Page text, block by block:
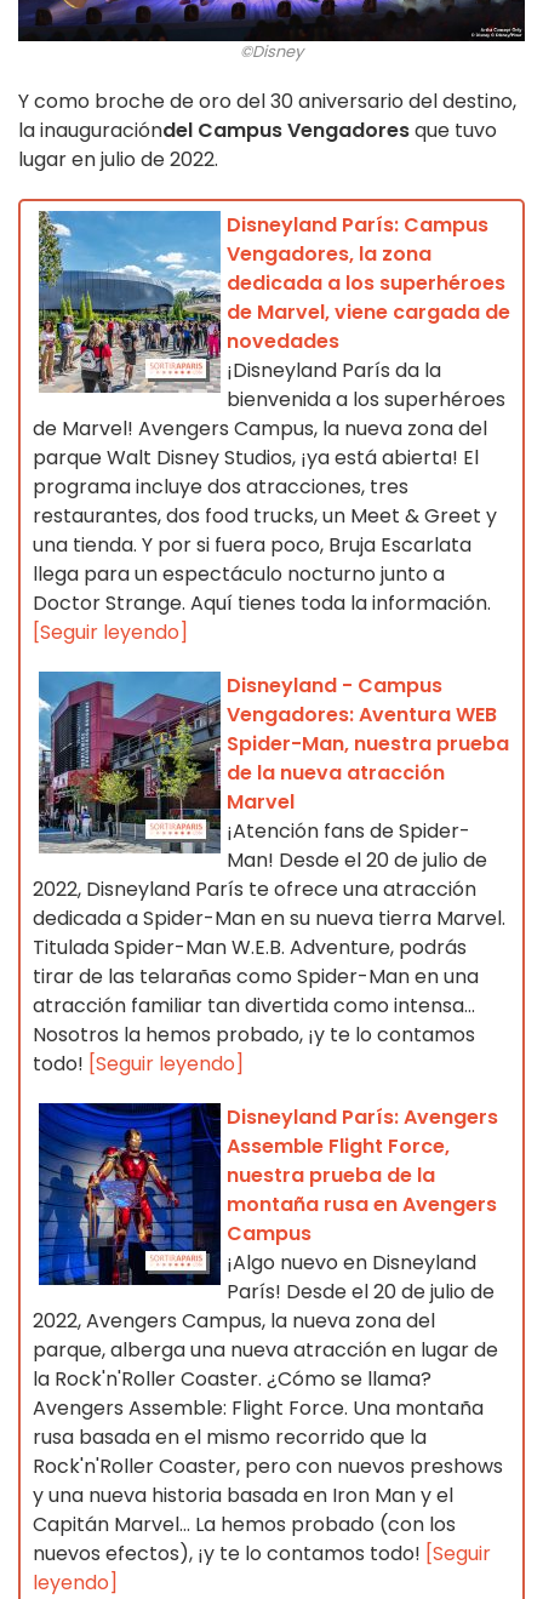
©Disney
Y como broche de oro del 30 aniversario del destino,
la inauguracióndel Campus Vengadoresque tuvo
lugar en julio de 2022.
Disneyland París: Campus
Vengadores, la zona
dedicada a los superhéroes
de Marvel, viene cargada de
novedades
¡Disneyland París da la
bienvenida a los superhéroes
de Marvel! Avengers Campus, la nueva zona del
parque Walt Disney Studios, ¡ya está abierta! El
programa incluye dos atracciones, tres
restaurantes, dos food trucks, un Meet & Greet y
una tienda. Y por si fuera poco, Bruja Escarlata
llega para un espectáculo nocturno junto a
Doctor Strange. Aquí tienes toda la información.
[Seguir leyendo]
Disneyland - Campus
Vengadores: Aventura WEB
Spider-Man, nuestra prueba
de la nueva atracción
Marvel
¡Atención fans de Spider-
Man! Desde el 20 de julio de
2022, Disneyland París te ofrece una atracción
dedicada a Spider-Man en su nueva tierra Marvel.
Titulada Spider-Man W.E.B. Adventure, podrás
tirar de las telarañas como Spider-Man en una
atracción familiar tan divertida como intensa...
Nosotros la hemos probado, ¡y te lo contamos
todo! [Seguir leyendo]
Disneyland París: Avengers
Assemble Flight Force,
nuestra prueba de la
montaña rusa en Avengers
Campus
¡Algo nuevo en Disneyland
París! Desde el 20 de julio de
2022, Avengers Campus, la nueva zona del
parque, alberga una nueva atracción en lugar de
la Rock'n'Roller Coaster. ¿Cómo se llama?
Avengers Assemble: Flight Force. Una montaña
rusa basada en el mismo recorrido que la
Rock'n'Roller Coaster, pero con nuevos preshows
y una nueva historia basada en Iron Man y el
Capitán Marvel... La hemos probado (con los
nuevos efectos), ¡y te lo contamos todo! [Seguir
leyendo]